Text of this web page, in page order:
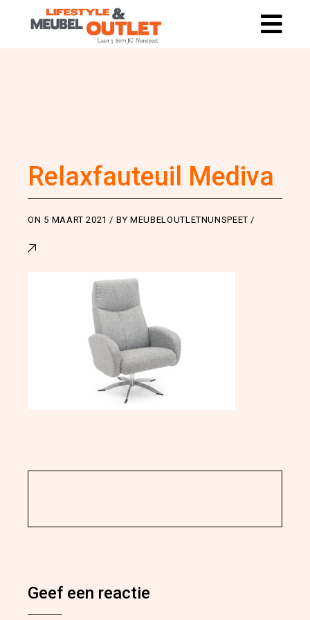
Relaxfauteuil Mediva
ON 5 MAART 2021 BYMEUBELOUTLETNUNSPEET
Geef een reactie